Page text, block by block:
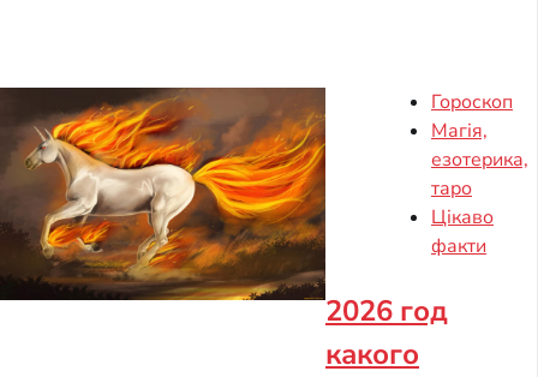
Гороскоп
Магія,
езотерика,
таро
Цікаво
факти
2026 год
какого